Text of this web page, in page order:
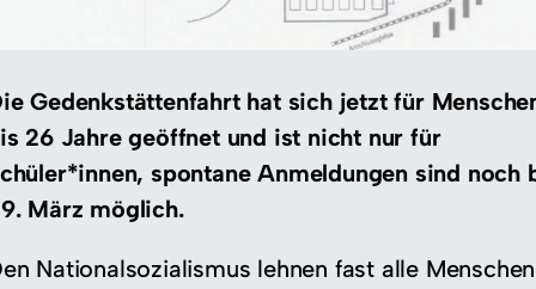
Gedenkstättenfahrt hat sich jetzt für
26 Jahre geöffnet und ist nicht nur für
spontane Anmeldungen sind noch
März möglich.
Nationalsozialismus lehnen fast alle